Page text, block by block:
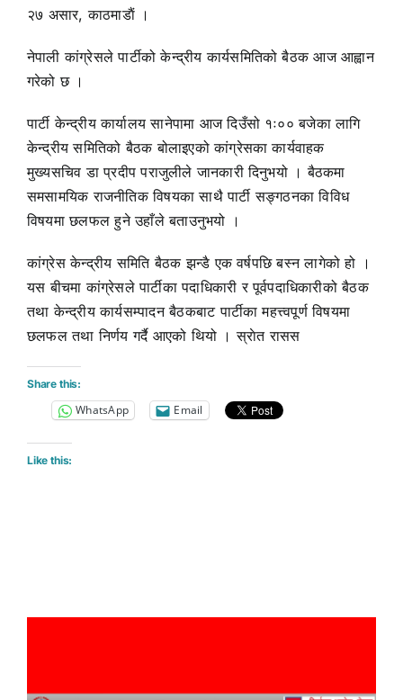
for:
२७ असार, काठमाडाैं ।
नेपाली कांग्रेसले पार्टीको केन्द्रीय कार्यसमितिको बैठक आज आह्वान
गरेको छ ।
पार्टी केन्द्रीय कार्यालय सानेपामा आज दिउँसो १ः०० बजेका लागि
केन्द्रीय समितिको बैठक बोलाइएको कांग्रेसका कार्यवाहक
मुख्यसचिव डा प्रदीप पराजुलीले जानकारी दिनुभयो । बैठकमा
समसामयिक राजनीतिक विषयका साथै पार्टी सङ्गठनका विविध
विषयमा छलफल हुने उहाँले बताउनुभयो ।
कांग्रेस केन्द्रीय समिति बैठक झन्डै एक वर्षपछि बस्न लागेको हो ।
यस बीचमा कांग्रेसले पार्टीका पदाधिकारी र पूर्वपदाधिकारीको बैठक
तथा केन्द्रीय कार्यसम्पादन बैठकबाट पार्टीका महत्त्वपूर्ण विषयमा
छलफल तथा निर्णय गर्दै आएको थियो । स्राेत रासस
Share this:
WhatsApp Email
Like this: